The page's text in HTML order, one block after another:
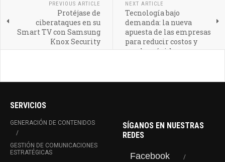
PREVIOUS ARTICLE
Protéjase de
ciberataques en su
Smart TV con Samsung
Knox Security
NEXT ARTICLE
Tecnología bajo
demanda: la nueva
apuesta de las empresas
para reducir costos y
escalar rápido
SERVICIOS
GENERACIÓN DE CONTENIDOS
GESTIÓN DE COMUNICACIONES
ESTRATÉGICAS
SÍGANOS EN NUESTRAS
REDES
Facebook